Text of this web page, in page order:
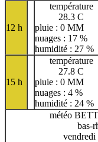
12 h
température
28.3 C
pluie : 0 MM
nuages : 17 %
humidité : 27 %
15 h
température
27.8 C
pluie : 0 MM
nuages : 4 %
humidité : 24 %
météo
bas-
vendredi